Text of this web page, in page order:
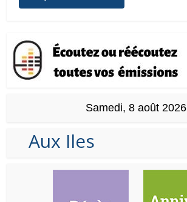
Samedi, 8 août 2026
Aux Iles